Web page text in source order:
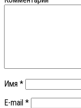
Имя *
E-mail *